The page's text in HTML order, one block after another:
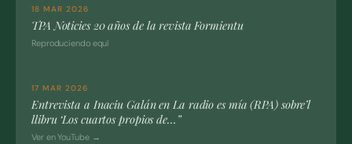
18 MAR 2026
TPA Noticies 20 años de la revista Formientu
Reproduciendo equí
17 MAR 2026
Entrevista a Inaciu Galán en La radio es mía (RPA) sobre’l
llibru ‘Los cuartos propios de…”
Ver en YouTube →